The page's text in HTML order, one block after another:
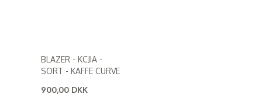
BLAZER - KCJIA -
SORT - KAFFE CURVE
900,00 DKK